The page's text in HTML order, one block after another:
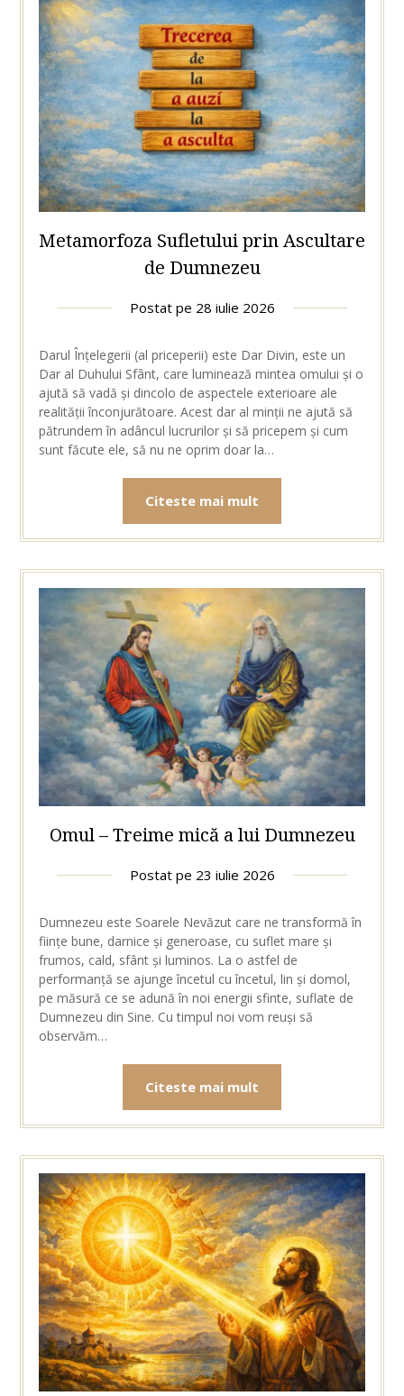
Metamorfoza Sufletului prin Ascultare
de Dumnezeu
Postat pe 28 iulie 2026
Darul Înțelegerii (al priceperii) este Dar Divin, este un
Dar al Duhului Sfânt, care luminează mintea omului și o
ajută să vadă și dincolo de aspectele exterioare ale
realității înconjurătoare. Acest dar al minții ne ajută să
pătrundem în adâncul lucrurilor și să pricepem și cum
sunt făcute ele, să nu ne oprim doar la…
Citeste mai mult
Omul – Treime mică a lui Dumnezeu
Postat pe 23 iulie 2026
Dumnezeu este Soarele Nevăzut care ne transformă în
ființe bune, darnice și generoase, cu suflet mare și
frumos, cald, sfânt și luminos. La o astfel de
performanță se ajunge încetul cu încetul, lin și domol,
pe măsură ce se adună în noi energii sfinte, suflate de
Dumnezeu din Sine. Cu timpul noi vom reuși să
observăm…
Citeste mai mult